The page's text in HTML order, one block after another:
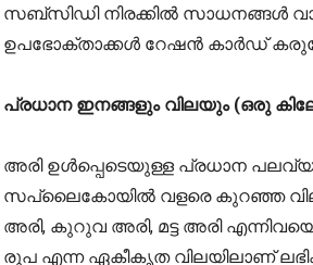
സബ്‌സിഡി നിരക്കിൽ സാധനങ്ങൾ
ഉപഭോക്താക്കൾ റേഷൻ കാർഡ്
പ്രധാന ഇനങ്ങളും വിലയും (ഒരു
അരി ഉൾപ്പെടെയുള്ള പ്രധാന
സപ്ലൈകോയിൽ വളരെ കുറഞ്ഞ
അരി, കുറുവ അരി, മട്ട അരി
രൂപ എന്ന ഏകീകൃത വിലയിലാണ്